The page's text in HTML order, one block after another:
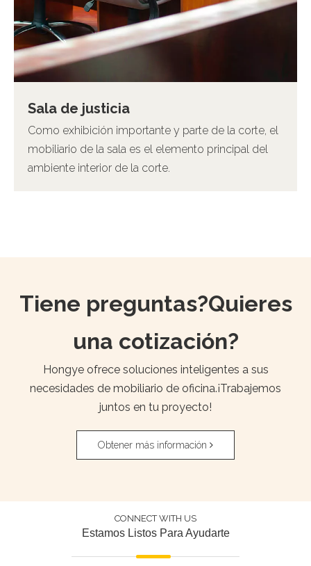
Sala de justicia
Como exhibición importante y parte de la corte, el
mobiliario de la sala es el elemento principal del
ambiente interior de la corte.
Tiene preguntas?Quieres
una cotización?
Hongye ofrece soluciones inteligentes a sus
necesidades de mobiliario de oficina.¡Trabajemos
juntos en tu proyecto!
Obtener más información
CONNECT WITH US
Estamos Listos Para Ayudarte